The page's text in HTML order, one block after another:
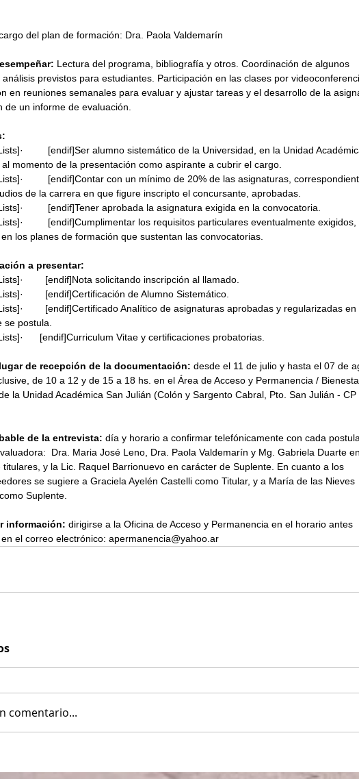
del plan de formación: Dra. Paola Valdemarín
Lectura del programa, bibliografía y otros. Coordinación de algunos
previstos para estudiantes. Participación en las clases por
en reuniones semanales para evaluar y ajustar tareas y el desarrollo de la
de un informe de evaluación.
[endif]Ser alumno sistemático de la Universidad, en la Unidad
momento de la presentación como aspirante a cubrir el cargo.
[endif]Contar con un mínimo de 20% de las asignaturas,
de la carrera en que figure inscripto el concursante, aprobadas.
[endif]Tener aprobada la asignatura exigida en la convocatoria.
[endif]Cumplimentar los requisitos particulares eventualmente exigidos,
los planes de formación que sustentan las convocatorias.
a presentar:
[endif]Nota solicitando inscripción al llamado.
[endif]Certificación de Alumno Sistemático.
[endif]Certificado Analítico de asignaturas aprobadas y regularizadas en
se postula.
[endif]Curriculum Vitae y certificaciones probatorias.
de recepción de la documentación: desde el 11 de julio y hasta el 07 de
de 10 a 12 y de 15 a 18 hs. en el Área de Acceso y Permanencia /
la Unidad Académica San Julián (Colón y Sargento Cabral, Pto. San Julián - CP
de la entrevista: día y horario a confirmar telefónicamente con cada
Dra. Maria José Leno, Dra. Paola Valdemarín y Mg. Gabriela Duarte en
titulares, y la Lic. Raquel Barrionuevo en carácter de Suplente. En cuanto a los
se sugiere a Graciela Ayelén Castelli como Titular, y a María de las Nieves
Suplente.
información: dirigirse a la Oficina de Acceso y Permanencia en el horario antes
el correo electrónico: apermanencia@yahoo.ar
comentario...